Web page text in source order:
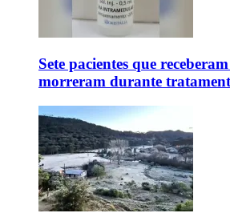
Sete pacientes que
morreram durante